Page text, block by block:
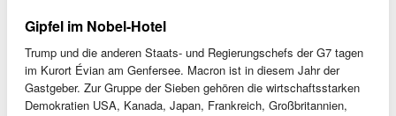
Gipfel im Nobel-Hotel
Trump und die anderen Staats- und Regierungschefs der G7 tagen
im Kurort Évian am Genfersee. Macron ist in diesem Jahr der
Gastgeber. Zur Gruppe der Sieben gehören die wirtschaftsstarken
Demokratien USA, Kanada, Japan, Frankreich, Großbritannien,